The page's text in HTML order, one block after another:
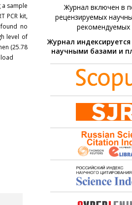
sample
PCR kit,
no
level of
(25.78
Журнал включен в
рецензируемых
рекомендуемых
Журнал
научными базами и